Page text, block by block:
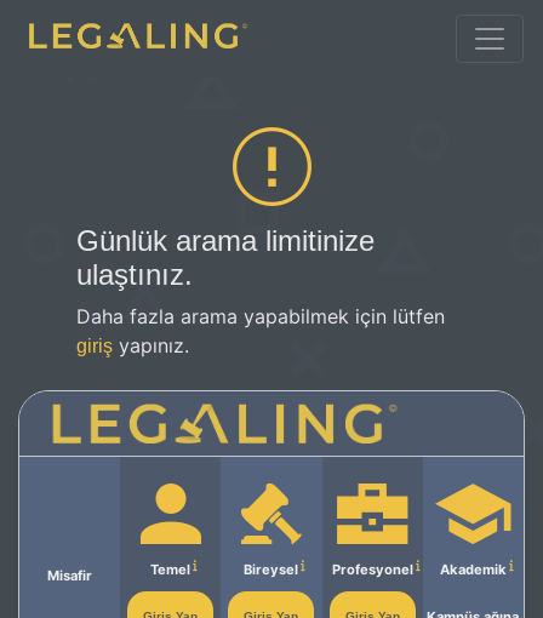
Günlük arama limitinize
ulaştınız.
Daha fazla arama yapabilmek için lütfen
giriş yapınız.
Misafir Temel Bireysel Profesyonel Akademik